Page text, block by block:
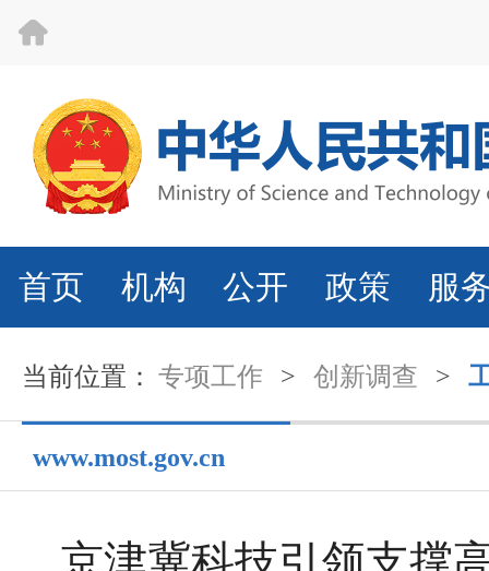
首页 机构 公开 政策 服
当前位置： 专项工作 > 创新调查 >
www.most.gov.cn